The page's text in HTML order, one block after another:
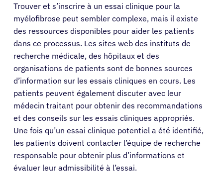
Français
Trouver et s’inscrire à un essai clinique pour la
myélofibrose peut sembler complexe, mais il existe
des ressources disponibles pour aider les patients
dans ce processus. Les sites web des instituts de
recherche médicale, des hôpitaux et des
organisations de patients sont de bonnes sources
d’information sur les essais cliniques en cours. Les
patients peuvent également discuter avec leur
médecin traitant pour obtenir des recommandations
et des conseils sur les essais cliniques appropriés.
Une fois qu’un essai clinique potentiel a été identifié,
les patients doivent contacter l’équipe de recherche
responsable pour obtenir plus d’informations et
évaluer leur admissibilité à l’essai.